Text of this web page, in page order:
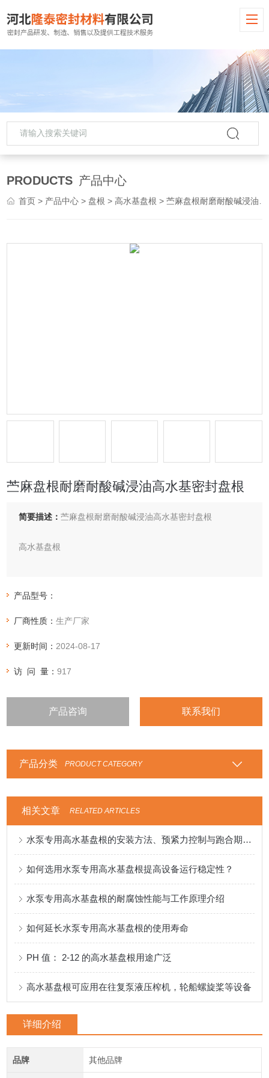
PRODUCTS 产品中心
首页 > 产品中心 > 盘根 >高水基盘根 > 苎麻盘根耐磨耐酸碱浸油高水基密封盘根
苎麻盘根耐磨耐酸碱浸油高水基密封盘根
简要描述：苎麻盘根耐磨耐酸碱浸油高水基密封盘根
高水基盘根
润特殊的润滑油方形编织而成。突出的优点是磨擦系数极低，
上；低压阀门，旋转设备，及往复泵液压榨机，轮船螺旋桨等
产品型号：
厂商性质：生产厂家
更新时间： 2024-08-17
访 问 量：917
产品咨询 联系我们
产品分类 PRODUCT CATEGORY
相关文章 RELATED ARTICLES
水泵专用高水基盘根的安装方法、预紧力控制与跑合期注意事项
如何选用水泵专用高水基盘根提高设备运行稳定性？
水泵专用高水基盘根的耐腐蚀性能与工作原理介绍
如何延长水泵专用高水基盘根的使用寿命
PH 值： 2-12 的高水基盘根用途广泛
高水基盘根可应用在往复泵液压榨机，轮船螺旋桨等设备
详细介绍
品牌 其他品牌